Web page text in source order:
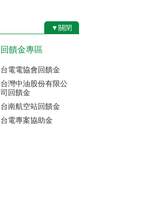
▼關閉
回饋金專區
台電電協會回饋金
台灣中油股份有限公
司回饋金
台南航空站回饋金
台電專案協助金